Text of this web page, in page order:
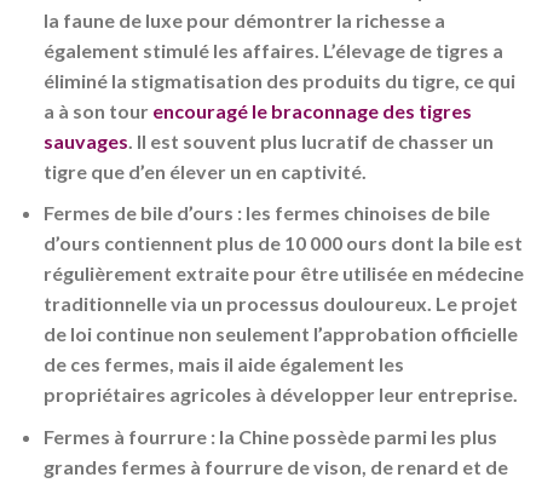
la faune de luxe pour démontrer la richesse a
également stimulé les affaires. L’élevage de tigres a
éliminé la stigmatisation des produits du tigre, ce qui
a à son tour encouragé le braconnage des tigres
sauvages . Il est souvent plus lucratif de chasser un
tigre que d’en élever un en captivité.
Fermes de bile d’ours : les fermes chinoises de bile
d’ours contiennent plus de 10 000 ours dont la bile est
régulièrement extraite pour être utilisée en médecine
traditionnelle via un processus douloureux. Le projet
de loi continue non seulement l’approbation officielle
de ces fermes, mais il aide également les
propriétaires agricoles à développer leur entreprise.
Fermes à fourrure : la Chine possède parmi les plus
grandes fermes à fourrure de vison, de renard et de